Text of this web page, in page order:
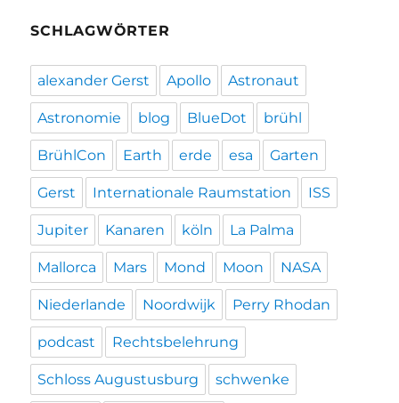
SCHLAGWÖRTER
alexander Gerst Apollo Astronaut
Astronomie blog BlueDot brühl
BrühlCon Earth erde esa Garten
Gerst Internationale Raumstation ISS
Jupiter Kanaren köln La Palma
Mallorca Mars Mond Moon NASA
Niederlande Noordwijk Perry Rhodan
podcast Rechtsbelehrung
Schloss Augustusburg schwenke